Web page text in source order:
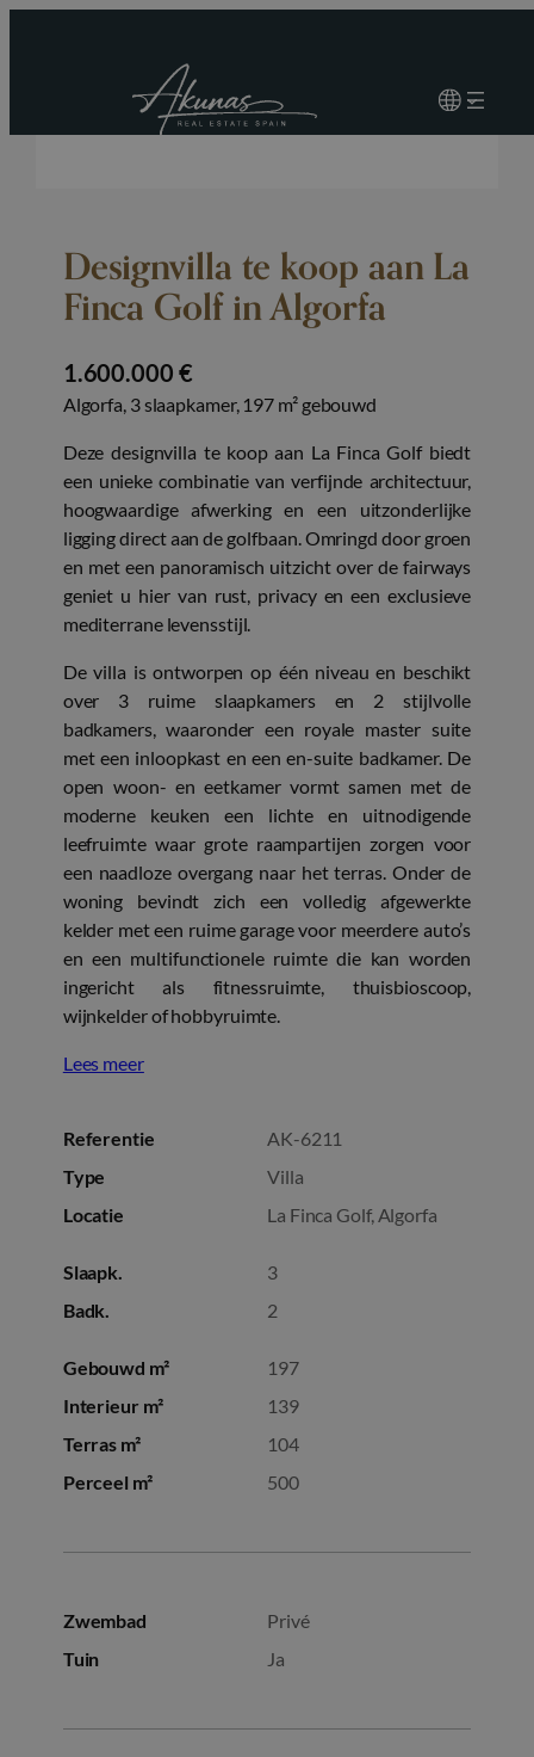
Designvilla te koop aan La
Finca Golf in Algorfa
1.600.000 €
Algorfa, 3 slaapkamer, 197 m² gebouwd
Deze designvilla te koop aan La Finca Golf biedt
een unieke combinatie van verfijnde architectuur,
hoogwaardige afwerking en een uitzonderlijke
ligging direct aan de golfbaan. Omringd door groen
en met een panoramisch uitzicht over de fairways
geniet u hier van rust, privacy en een exclusieve
mediterrane levensstijl.
De villa is ontworpen op één niveau en beschikt
over 3 ruime slaapkamers en 2 stijlvolle
badkamers, waaronder een royale master suite
met een inloopkast en een en-suite badkamer. De
open woon- en eetkamer vormt samen met de
moderne keuken een lichte en uitnodigende
leefruimte waar grote raampartijen zorgen voor
een naadloze overgang naar het terras. Onder de
woning bevindt zich een volledig afgewerkte
kelder met een ruime garage voor meerdere auto’s
en een multifunctionele ruimte die kan worden
ingericht als fitnessruimte, thuisbioscoop,
wijnkelder of hobbyruimte.
Lees meer
Referentie
AK-6211
Type
Villa
Locatie
La Finca Golf, Algorfa
Slaapk.
3
Badk.
2
Gebouwd m²
197
Interieur m²
139
Terras m²
104
Perceel m²
500
Zwembad
Privé
Tuin
Ja